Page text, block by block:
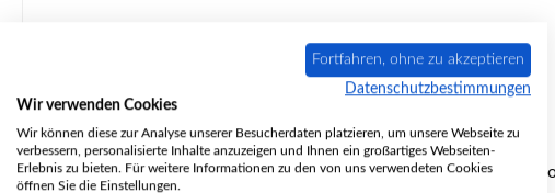
Original Ascherost für den Kaminofen Supra Chloe Supra Chloe Ascherost Eckdaten: Feuerrost, Rostgitter Maße (B/L/H) 281 mm x 193 mm x 15 mm Material Guss Position
Fortfahren, ohne zu akzeptieren
Datenschutzbestimmungen
Wir verwenden Cookies
Wir können diese zur Analyse unserer Besucherdaten platzieren, um unsere Webseite zu
verbessern, personalisierte Inhalte anzuzeigen und Ihnen ein großartiges Webseiten-
Erlebnis zu bieten. Für weitere Informationen zu den von uns verwendeten Cookies
öffnen Sie die Einstellungen.